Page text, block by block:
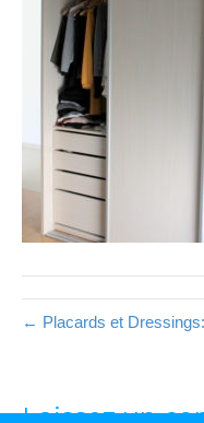
← Placards et